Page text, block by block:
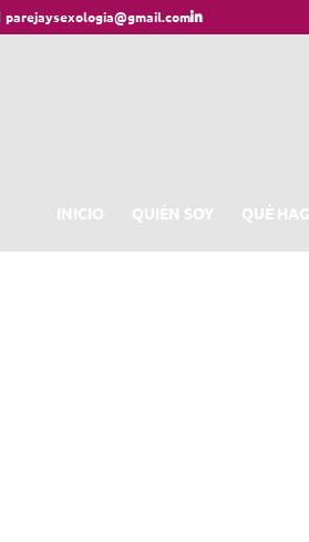
parejaysexologia@gmail.com
INICIO QUIÉN SOY QUÉ